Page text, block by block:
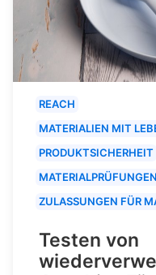
REACH
MATERIALIEN MIT
PRODUKTSICHERHEIT
MATERIALPRÜFUNGEN
ZULASSUNGEN FÜR
Testen von